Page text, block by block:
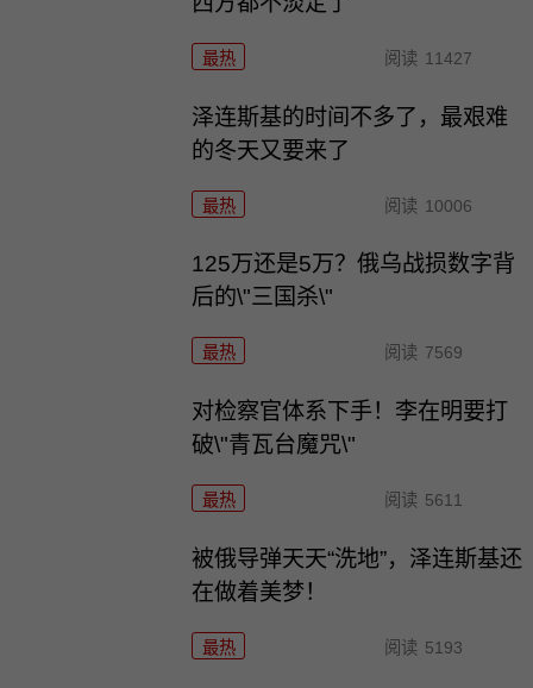
最热 阅读 11427
泽连斯基的时间不多了，最艰难
的冬天又要来了
最热 阅读 10006
125万还是5万？俄乌战损数字背
后的\"三国杀\"
最热 阅读 7569
对检察官体系下手！李在明要打
破\"青瓦台魔咒\"
最热 阅读 5611
被俄导弹天天“洗地”，泽连斯基还
在做着美梦！
最热 阅读 5193